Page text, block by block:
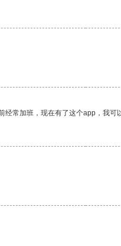
常加班，现在有了这个app，我可